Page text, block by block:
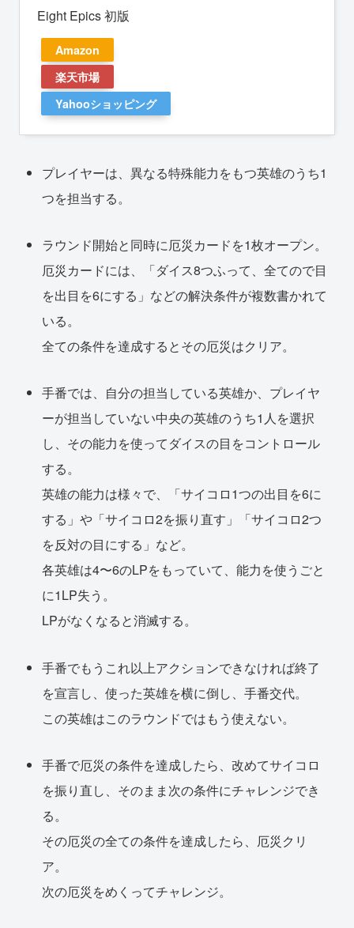
Eight Epics 初版
Amazon
楽天市場
Yahooショッピング
プレイヤーは、異なる特殊能力をもつ英雄のうち1
つを担当する。
ラウンド開始と同時に厄災カードを1枚オープン。
厄災カードには、「ダイス8つふって、全てので目
を出目を6にする」などの解決条件が複数書かれて
いる。
全ての条件を達成するとその厄災はクリア。
手番では、自分の担当している英雄か、プレイヤ
ーが担当していない中央の英雄のうち1人を選択
し、その能力を使ってダイスの目をコントロール
する。
英雄の能力は様々で、「サイコロ1つの出目を6に
する」や「サイコロ2を振り直す」「サイコロ2つ
を反対の目にする」など。
各英雄は4〜6のLPをもっていて、能力を使うごと
に1LP失う。
LPがなくなると消滅する。
手番でもうこれ以上アクションできなければ終了
を宣言し、使った英雄を横に倒し、手番交代。
この英雄はこのラウンドではもう使えない。
手番で厄災の条件を達成したら、改めてサイコロ
を振り直し、そのまま次の条件にチャレンジでき
る。
その厄災の全ての条件を達成したら、厄災クリ
ア。
次の厄災をめくってチャレンジ。